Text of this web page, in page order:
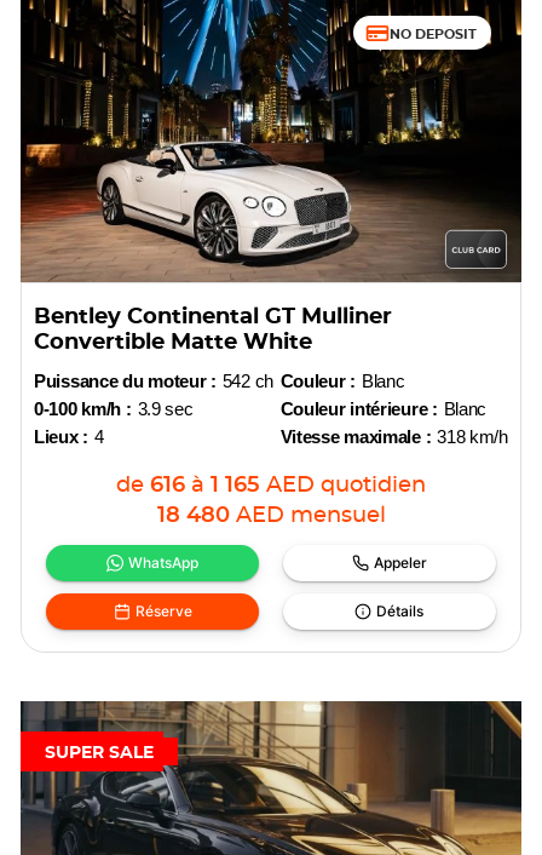
NO DEPOSIT
Bentley Continental GT Mulliner
Convertible Matte White
Puissance du moteur : 542 ch
0-100 km/h : 3.9 sec
Lieux : 4
Couleur : Blanc
Couleur intérieure : Blanc
Vitesse maximale : 318 km/h
de 616 à 1 165 AED quotidien
18 480 AED mensuel
WhatsApp Appeler
Réserve Détails
SUPER SALE